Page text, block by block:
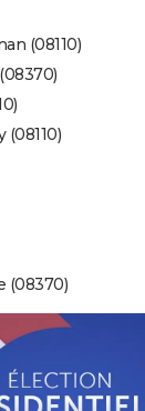
(08110)
(08370)